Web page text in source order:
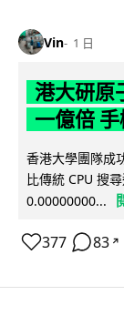
Vin 1 日
港大研原
一億倍
香港大學團隊成
比傳統 CPU 搜
0.00000000...
377 83 ↗